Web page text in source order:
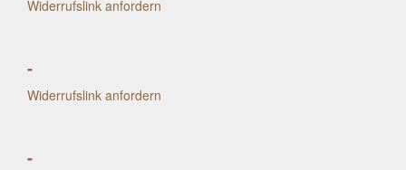
Widerrufslink anfordern
-
Widerrufslink anfordern
-